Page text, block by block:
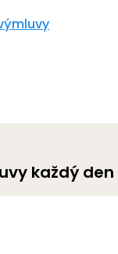
každý den